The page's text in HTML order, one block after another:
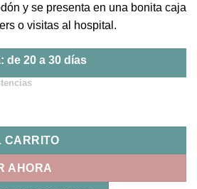
y se presenta en una bonita caja
o visitas al hospital.
de 20 a 30 días
cantidad
CARRITO
AHORA